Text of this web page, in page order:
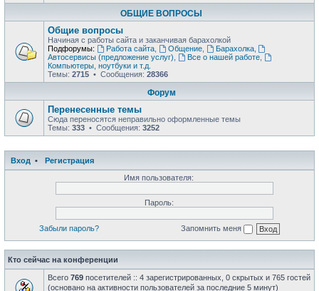
ОБЩИЕ ВОПРОСЫ
Общие вопросы
Начиная с работы сайта и заканчивая барахолкой
Подфорумы:
Работа сайта, Общение, Барахолка,
Автосервисы (предложение услуг)
Все о нашей работе,
Компьютеры, ноутбуки и т.д.
Темы: 2715 • Сообщения: 28366
Форум
Перенесенные темы
Сюда переносятся неправильно оформленные темы
Темы: 333 • Сообщения: 3252
Вход •
Регистрация
Имя пользователя:
Пароль:
Забыли пароль? Запомнить меня
Кто сейчас на конференции
Всего 769 посетителей :: 4 зарегистрированных, 0 скрытых и 765 гостей
(основано на активности пользователей за последние 5 минут)